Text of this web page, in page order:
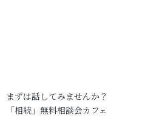
まずは話してみませんか？
「相続」無料相談会カフェ